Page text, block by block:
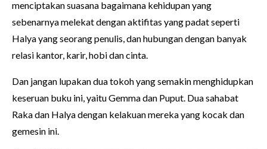
menciptakan suasana bagaimana kehidupan yang
sebenarnya melekat dengan aktifitas yang padat seperti
Halya yang seorang penulis, dan hubungan dengan banyak
relasi kantor, karir, hobi dan cinta.
Dan jangan lupakan dua tokoh yang semakin menghidupkan
keseruan buku ini, yaitu Gemma dan Puput. Dua sahabat
Raka dan Halya dengan kelakuan mereka yang kocak dan
gemesin ini.